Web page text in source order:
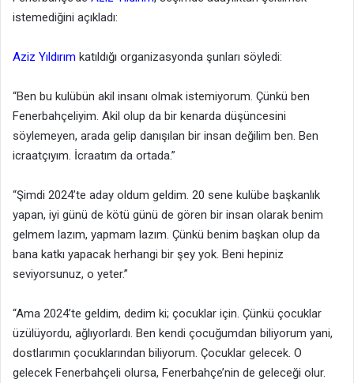
istemediğini açıkladı:
Aziz Yıldırım katıldığı organizasyonda şunları söyledi:
“Ben bu kulübün akil insanı olmak istemiyorum. Çünkü ben
Fenerbahçeliyim. Akil olup da bir kenarda düşüncesini
söylemeyen, arada gelip danışılan bir insan değilim ben. Ben
icraatçıyım. İcraatım da ortada.”
“Şimdi 2024’te aday oldum geldim. 20 sene kulübe başkanlık
yapan, iyi günü de kötü günü de gören bir insan olarak benim
gelmem lazım, yapmam lazım. Çünkü benim başkan olup da
bana katkı yapacak herhangi bir şey yok. Beni hepiniz
seviyorsunuz, o yeter.”
“Ama 2024’te geldim, dedim ki; çocuklar için. Çünkü çocuklar
üzülüyordu, ağlıyorlardı. Ben kendi çocuğumdan biliyorum yani,
dostlarımın çocuklarından biliyorum. Çocuklar gelecek. O
gelecek Fenerbahçeli olursa, Fenerbahçe’nin de geleceği olur.